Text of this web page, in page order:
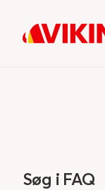
Søg i FAQ